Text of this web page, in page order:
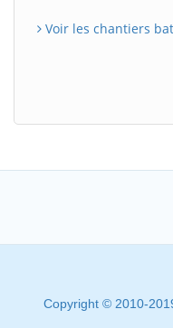
Voir les chantiers
Copyright © 2010-